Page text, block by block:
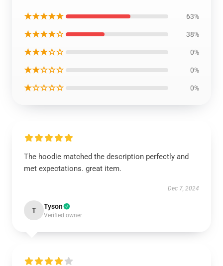
★★★★★ 63%
★★★★☆ 38%
★★★☆☆ 0%
★★☆☆☆ 0%
★☆☆☆☆ 0%
The hoodie matched the description perfectly and
met expectations. great item.
Dec 7, 2024
T Tyson
Verified owner